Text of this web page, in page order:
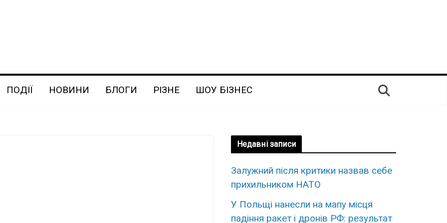
ПОДІЇ НОВИНИ БЛОГИ РІЗНЕ ШОУ БІЗНЕС
Недавні записи
Залужний після критики назвав себе
прихильником НАТО
У Польщі нанесли на мапу місця
падіння ракет і дронів РФ: результат